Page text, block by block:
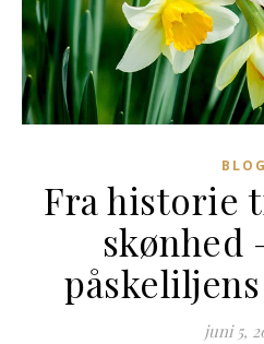
BLOG
Fra historie
skønhed
juni 5,